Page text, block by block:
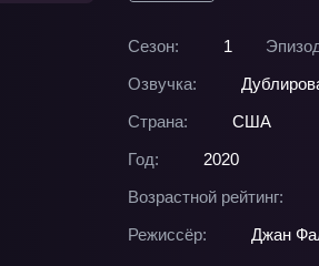
Сезон: 1
Озвучка:
Страна:
США
Год:
2020
Возрастной рейтинг:
Режиссёр:
Джан